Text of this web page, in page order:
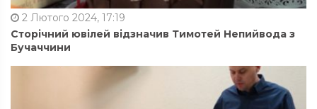
2 Лютого 2024, 17:19
Сторічний ювілей відзначив Тимотей Непийвода з
Бучаччини